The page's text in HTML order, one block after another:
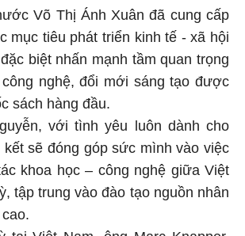
Võ Thị Ánh Xuân đã cung cấp
mục tiêu phát triển kinh tế - xã hội
biệt nhấn mạnh tầm quan trọng
nghệ, đổi mới sáng tạo được
sách hàng đầu.
với tình yêu luôn dành cho
kết sẽ đóng góp sức mình vào việc
khoa học – công nghệ giữa Việt
tập trung vào đào tạo nguồn nhân